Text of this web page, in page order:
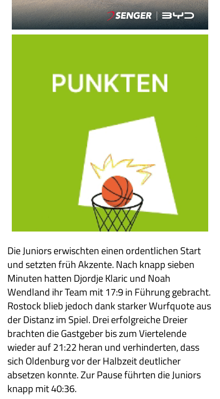
Die Juniors erwischten einen ordentlichen Start
und setzten früh Akzente. Nach knapp sieben
Minuten hatten Djordje Klaric und Noah
Wendland ihr Team mit 17:9 in Führung gebracht.
Rostock blieb jedoch dank starker Wurfquote aus
der Distanz im Spiel. Drei erfolgreiche Dreier
brachten die Gastgeber bis zum Viertelende
wieder auf 21:22 heran und verhinderten, dass
sich Oldenburg vor der Halbzeit deutlicher
absetzen konnte. Zur Pause führten die Juniors
knapp mit 40:36.